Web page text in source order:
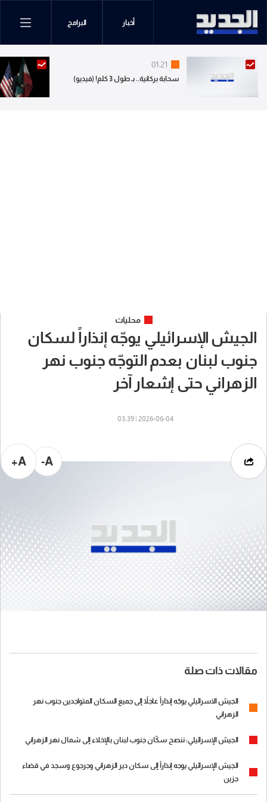
أخبار البرامج
01:21
سحابة بركانية.. بـ طول 3 كلم! (فيديو)
محليات
الجيش الإسرائيلي يوجّه إنذاراً لسكان
جنوب لبنان بعدم التوجّه جنوب نهر
الزهراني حتى إشعار آخر
2026-06-04 | 03:39
A-
A+
مقالات ذات صلة
الجيش الاسرائيلي يوجّه إنذاراً عاجلاً إلى جميع السكان المتواجدين جنوب نهر
الزهراني
الجيش الإسرائيلي: ننصح سكّان جنوب لبنان بالإخلاء إلى شمال نهر الزهراني
الجيش الإسرائيلي يوجه إنذاراً إلى سكان دير الزهراني وجرجوع وسجد في قضاء
جزين